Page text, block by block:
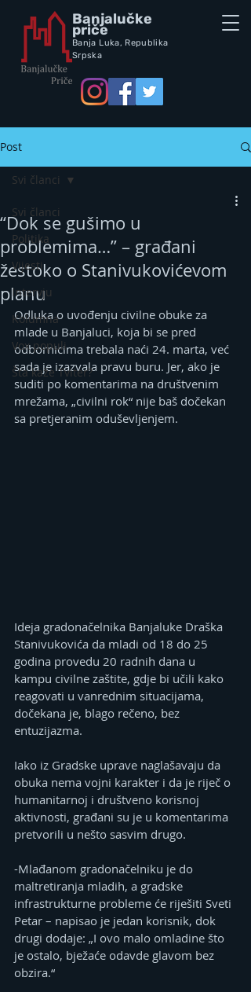
Banjalučke
priče
Banja Luka, Republika
Srpska
Post
Svi članci
Politika
Vijesti
Intervju
Kolumna
Vox populi
Šta kaže Tviter?
Svi članci
“Dok se gušimo u
problemima…” – građani
žestoko o Stanivukovićevom
planu
Odluka o uvođenju civilne obuke za
mlade u Banjaluci, koja bi se pred
odbornicima trebala naći 24. marta, već
sada je izazvala pravu buru. Jer, ako je
suditi po komentarima na društvenim
mrežama, „civilni rok“ nije baš dočekan
sa pretjeranim oduševljenjem.
Ideja gradonačelnika Banjaluke Draška
Stanivukovića da mladi od 18 do 25
godina provedu 20 radnih dana u
kampu civilne zaštite, gdje bi učili kako
reagovati u vanrednim situacijama,
dočekana je, blago rečeno, bez
entuzijazma.
Iako iz Gradske uprave naglašavaju da
obuka nema vojni karakter i da je riječ o
humanitarnoj i društveno korisnoj
aktivnosti, građani su je u komentarima
pretvorili u nešto sasvim drugo.
-Mlađanom gradonačelniku je do
maltretiranja mladih, a gradske
infrastrukturne probleme će riješiti Sveti
Petar – napisao je jedan korisnik, dok
drugi dodaje: „I ovo malo omladine što
je ostalo, bježaće odavde glavom bez
obzira.“